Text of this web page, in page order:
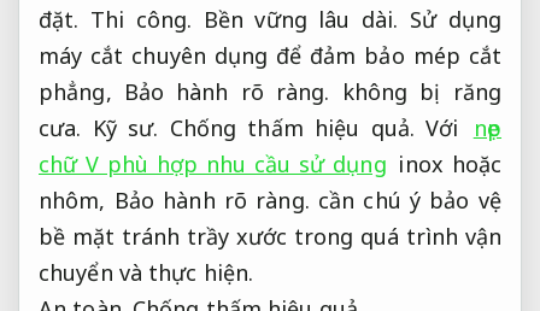
đặt. Thi công. Bền vững lâu dài. Sử dụng
máy cắt chuyên dụng để đảm bảo mép cắt
phẳng, Bảo hành rõ ràng. không bị răng
cưa. Kỹ sư. Chống thấm hiệu quả. Với
nẹp
chữ V phù hợp nhu cầu sử dụng inox hoặc
nhôm, Bảo hành rõ ràng. cần chú ý bảo vệ
bề mặt tránh trầy xước trong quá trình vận
chuyển và thực hiện.